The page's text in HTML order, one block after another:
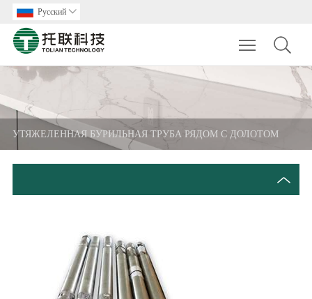
Pусский 
Toggle
УТЯЖЕЛЕННАЯ БУРИЛЬНАЯ ТРУБА РЯДОМ С ДОЛОТОМ